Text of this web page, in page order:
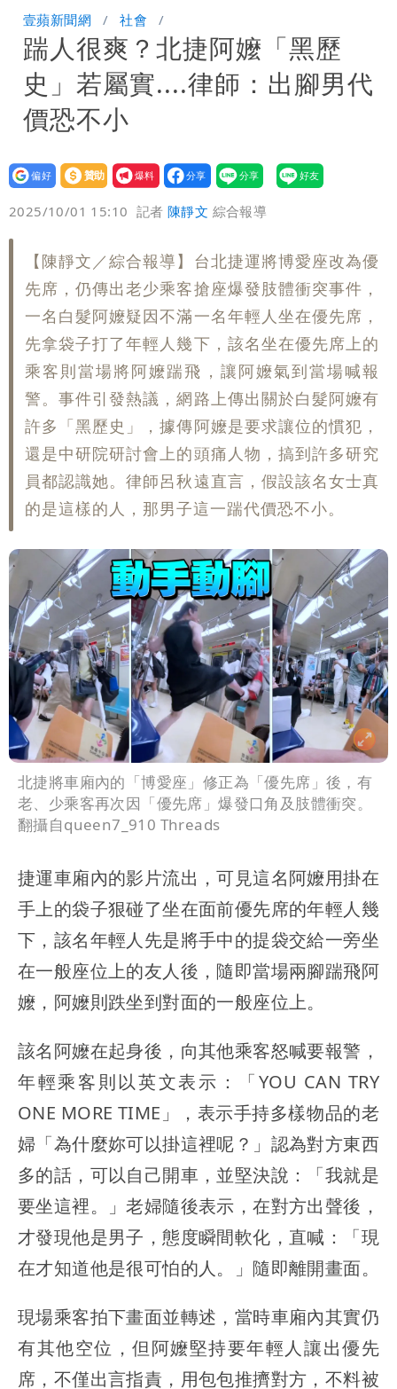
壹蘋新聞網 社會
踹人很爽？北捷阿嬤「黑歷
史」若屬實....律師：出腳男代
價恐不小
設為
贊助
我要
爆料
2025/10/01 15:10 記者陳靜文 綜合報導
【陳靜文／綜合報導】台北捷運將博愛座改為優
先席，仍傳出老少乘客搶座爆發肢體衝突事件，
一名白髮阿嬤疑因不滿一名年輕人坐在優先席，
先拿袋子打了年輕人幾下，該名坐在優先席上的
乘客則當場將阿嬤踹飛，讓阿嬤氣到當場喊報
警。事件引發熱議，網路上傳出關於白髮阿嬤有
許多「黑歷史」，據傳阿嬤是要求讓位的慣犯，
還是中研院研討會上的頭痛人物，搞到許多研究
員都認識她。律師呂秋遠直言，假設該名女士真
的是這樣的人，那男子這一踹代價恐不小。
北捷將車廂內的「博愛座」修正為「優先席」後，有
老、少乘客再次因「優先席」爆發口角及肢體衝突。
翻攝自queen7_910 Threads
捷運車廂內的影片流出，可見這名阿嬤用掛在
手上的袋子狠碰了坐在面前優先席的年輕人幾
下，該名年輕人先是將手中的提袋交給一旁坐
在一般座位上的友人後，隨即當場兩腳踹飛阿
嬤，阿嬤則跌坐到對面的一般座位上。
該名阿嬤在起身後，向其他乘客怒喊要報警，
年輕乘客則以英文表示：「YOU CAN TRY
ONE MORE TIME」，表示手持多樣物品的老
婦「為什麼妳可以掛這裡呢？」認為對方東西
多的話，可以自己開車，並堅決說：「我就是
要坐這裡。」老婦隨後表示，在對方出聲後，
才發現他是男子，態度瞬間軟化，直喊：「現
在才知道他是很可怕的人。」隨即離開畫面。
現場乘客拍下畫面並轉述，當時車廂內其實仍
有其他空位，但阿嬤堅持要年輕人讓出優先
席，不僅出言指責，用包包推擠對方，不料被